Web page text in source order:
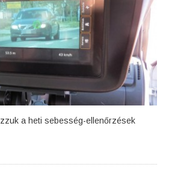
a heti sebesség-ellenőrzések